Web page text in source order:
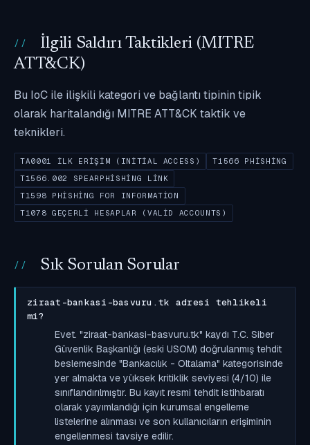
İlgili Saldırı Taktikleri (MITRE
ATT&CK)
Bu IoC ile ilişkili kategori ve bağlantı tipinin tipik
olarak haritalandığı MITRE ATT&CK taktik ve
teknikleri.
TA0001 İLK ERIŞIM (INITIAL ACCESS)
T1566 PHISHING
T1566.002 SPEARPHISHING LINK
T1598 PHISHING FOR INFORMATION
T1078 GEÇERLI HESAPLAR (VALID ACCOUNTS)
Sık Sorulan Sorular
ziraat-bankasi-basvuru.tk adresi tehlikeli
mi?
Evet. "ziraat-bankasi-basvuru.tk" kaydı T.C. Siber
Güvenlik Başkanlığı (eski USOM) doğrulanmış tehdit
beslemesinde "Bankacılık - Oltalama" kategorisinde
yer almakta ve yüksek kritiklik seviyesi (4/10) ile
sınıflandırılmıştır. Bu kayıt resmi tehdit istihbaratı
olarak yayımlandığı için kurumsal engelleme
listelerine alınması ve son kullanıcıların erişiminin
engellenmesi tavsiye edilir.